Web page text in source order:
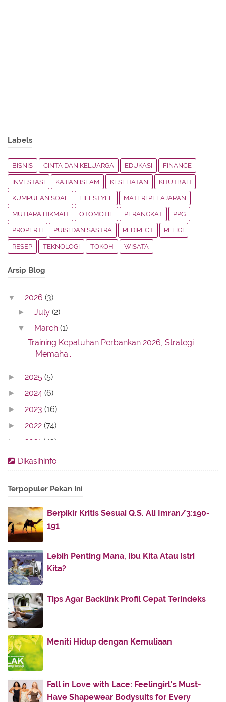
Labels
BISNIS CINTA DAN KELUARGA EDUKASI FINANCE
INVESTASI KAJIAN ISLAM KESEHATAN KHUTBAH
KUMPULAN SOAL LIFESTYLE MATERI PELAJARAN
MUTIARA HIKMAH OTOMOTIF PERANGKAT PPG
PROPERTI PUISI DAN SASTRA REDIRECT RELIGI
RESEP TEKNOLOGI TOKOH WISATA
Arsip Blog
▼ 2026 (3)
► July(2)
▼ March(1)
Training Kepatuhan Perbankan 2026, Strategi
Memaha...
► 2025 (5)
► 2024 (6)
► 2023 (16)
► 2022 (74)
► 2021 (43)
► 2020(59)
► 2018(11)
► 2017
► 2016 (11)
►
► 2012 (86)
► 2011 (336)
► 2010
Dikasihinfo
Terpopuler Pekan Ini
Berpikir Kritis Sesuai Q.S. Ali Imran/3:190-
191
Lebih Penting Mana, Ibu Kita Atau Istri
Kita?
Tips Agar Backlink Profil Cepat Terindeks
Meniti Hidup dengan Kemuliaan
Fall in Love with Lace: Feelingirl's Must-
Have Shapewear Bodysuits for Every